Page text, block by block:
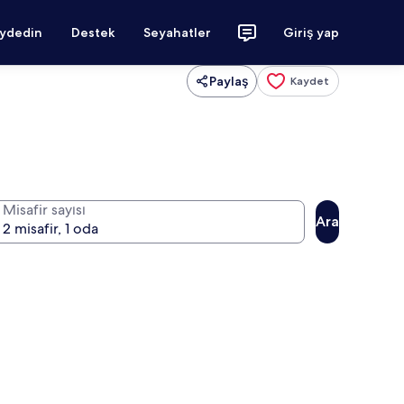
Destek Seyahatler Giriş yap
Paylaş Kaydet
Misafir sayısı
Ara